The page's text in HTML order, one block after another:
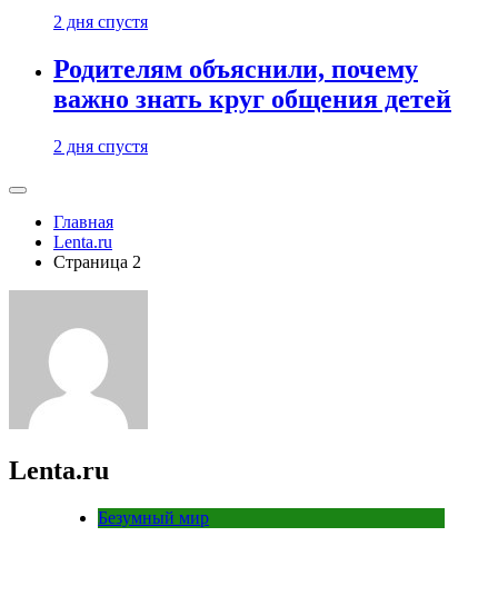
2 дня спустя
Родителям объяснили, почему
важно знать круг общения детей
2 дня спустя
Главная
Lenta.ru
Страница 2
Lenta.ru
Безумный мир